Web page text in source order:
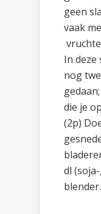
geen
vaak
In
nog
die je
(2p)
dl